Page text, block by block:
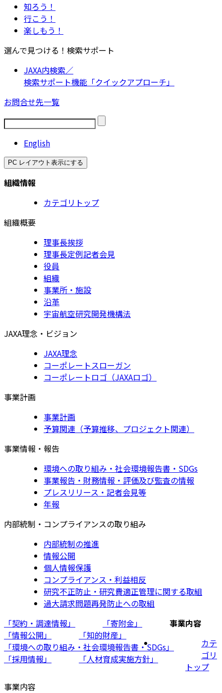
知ろう！
行こう！
楽しもう！
選んで見つける！検索サポート
JAXA内検索／
検索サポート機能「クイックアプローチ」
お問合せ先一覧
English
PC レイアウト表示にする
組織情報
カテゴリトップ
組織概要
理事長挨拶
理事長定例記者会見
役員
組織
事業所・施設
沿革
宇宙航空研究開発機構法
JAXA理念・ビジョン
JAXA理念
コーポレートスローガン
コーポレートロゴ（JAXAロゴ）
事業計画
事業計画
予算関連（予算推移、プロジェクト関連）
事業情報・報告
環境への取り組み・社会環境報告書・SDGs
事業報告・財務情報・評価及び監査の情報
プレスリリース・記者会見等
年報
内部統制・コンプライアンスの取り組み
内部統制の推進
情報公開
個人情報保護
コンプライアンス・利益相反
研究不正防止・研究費適正管理に関する取組
過大請求問題再発防止への取組
「契約・調達情報」
「寄附金」
「情報公開」
「知的財産」
「環境への取り組み・社会環境報告書・SDGs」
「採用情報」
「人材育成実施方針」
事業内容
カテ
ゴリ
トップ
事業内容